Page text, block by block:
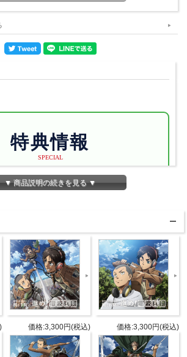
特典情報
SPECIAL
念特製カード
商品紹介
INTRODUCTION
開催される「進撃の巨人ラジオ ～
電波兵団～」配信100回を記念した
オルのセット。
とパーソナリティの梶裕貴さんと下
▼ 商品説明の続きを見る ▼
価格:3,300円(税込) 価格:3,300円(税込)